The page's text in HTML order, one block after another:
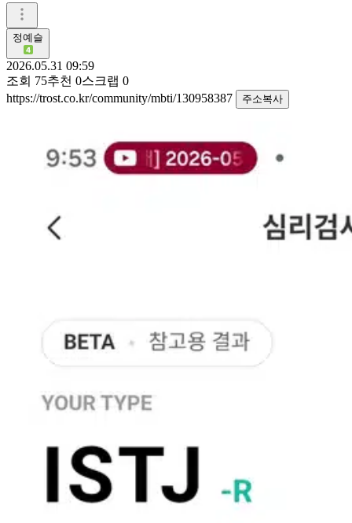
정예슬
2026.05.31 09:59
조회 75추천 0스크랩 0
https://trost.co.kr/community/mbti/130958387
주소복사